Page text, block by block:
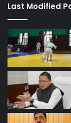
Last Modified